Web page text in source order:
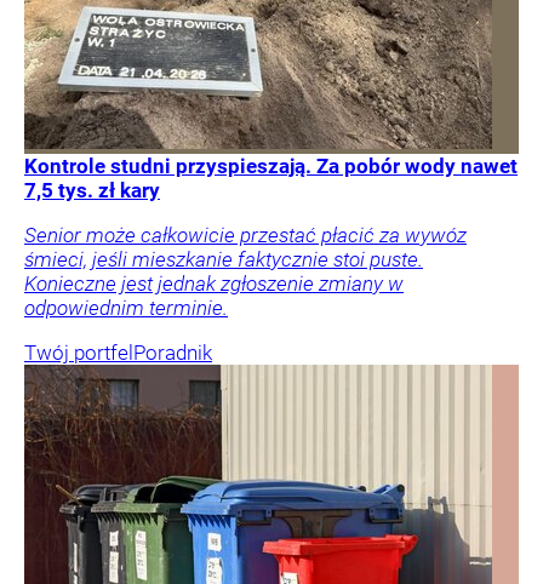
Kontrole studni przyspieszają. Za pobór wody nawet
7,5 tys. zł kary
Senior może całkowicie przestać płacić za wywóz
śmieci, jeśli mieszkanie faktycznie stoi puste.
Konieczne jest jednak zgłoszenie zmiany w
odpowiednim terminie.
Twój portfel Poradnik